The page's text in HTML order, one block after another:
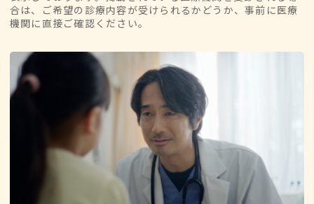
合は、ご希望の診療内容が受けられるかどうか、事前に医療
機関に直接ご確認ください。